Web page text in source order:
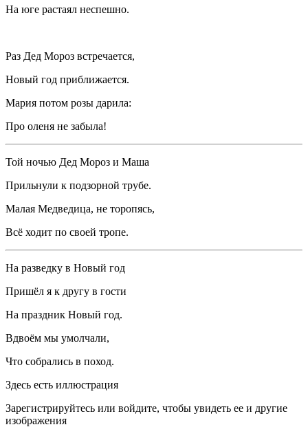
На юге растаял неспешно.
Раз Дед Мороз встречается,
Новый год приближается.
Мария потом розы дарила:
Про оленя не забыла!
Той ночью Дед Мороз и Маша
Прильнули к подзорной трубе.
Малая Медведица, не торопясь,
Всё ходит по своей тропе.
На разведку в Новый год
Пришёл я к другу в гости
На праздник Новый год.
Вдвоём мы умолчали,
Что собрались в поход.
Здесь есть иллюстрация
Зарегистрируйтесь или войдите, чтобы увидеть ее и другие
изображения